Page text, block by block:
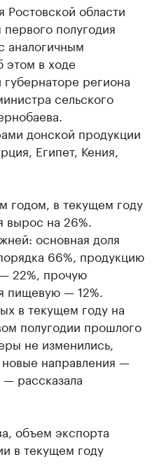
Ростовской области
полугодия
аналогичным
в ходе
региона
сельского
донской продукции
Египет, Кения,
годом, в текущем году
вырос на 26%.
основная доля
66%, продукцию
22%, прочую
пищевую — 12%.
в текущем году на
полугодии прошлого
не изменились,
направления —
рассказала
объем экспорта
в текущем году